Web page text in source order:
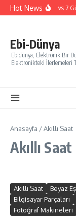
İçeriğe atla
Hot NewsWindows 7
Ebi-Dünya
Ebidünya, Elektronik Bir
Elektronikteki İlerlemeleri
Anasayfa /Akıllı Saat
Akıllı Saat
Akıllı Saat Beyaz
Bilgisayar Parçaları
Fotoğraf Makineleri